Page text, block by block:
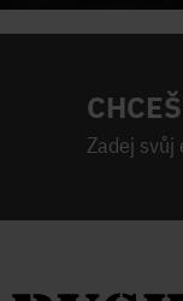
Zadej svůj